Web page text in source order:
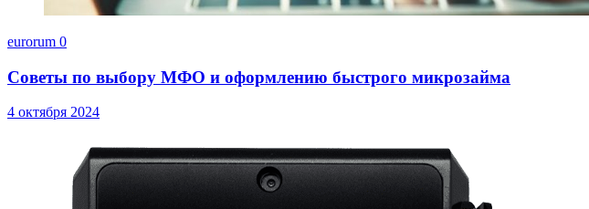
eurorum 0
Советы по выбору МФО и оформлению быстрого микрозайма
4 октября 2024